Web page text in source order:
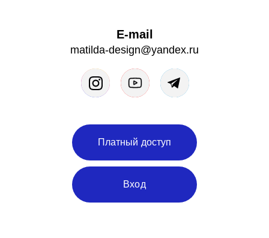
E-mail
Платный доступ
matilda-design@yandex.ru
Вход